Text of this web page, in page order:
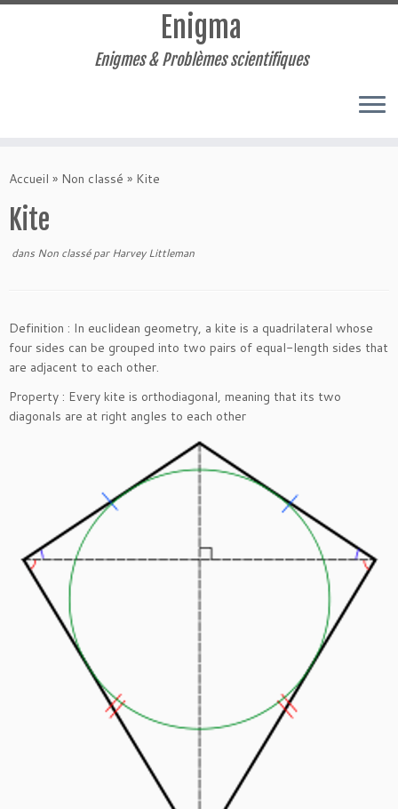
to
Enigma
Enigmes & Problèmes scientifiques
Accueil » Non classé » Kite
Kite
dans Non classéparHarvey Littleman
Definition : In euclidean geometry, a kite is a quadrilateral whose
four sides can be grouped into two pairs of equal-length sides that
are adjacent to each other.
Property : Every kite is orthodiagonal, meaning that its two
diagonals are at right angles to each other